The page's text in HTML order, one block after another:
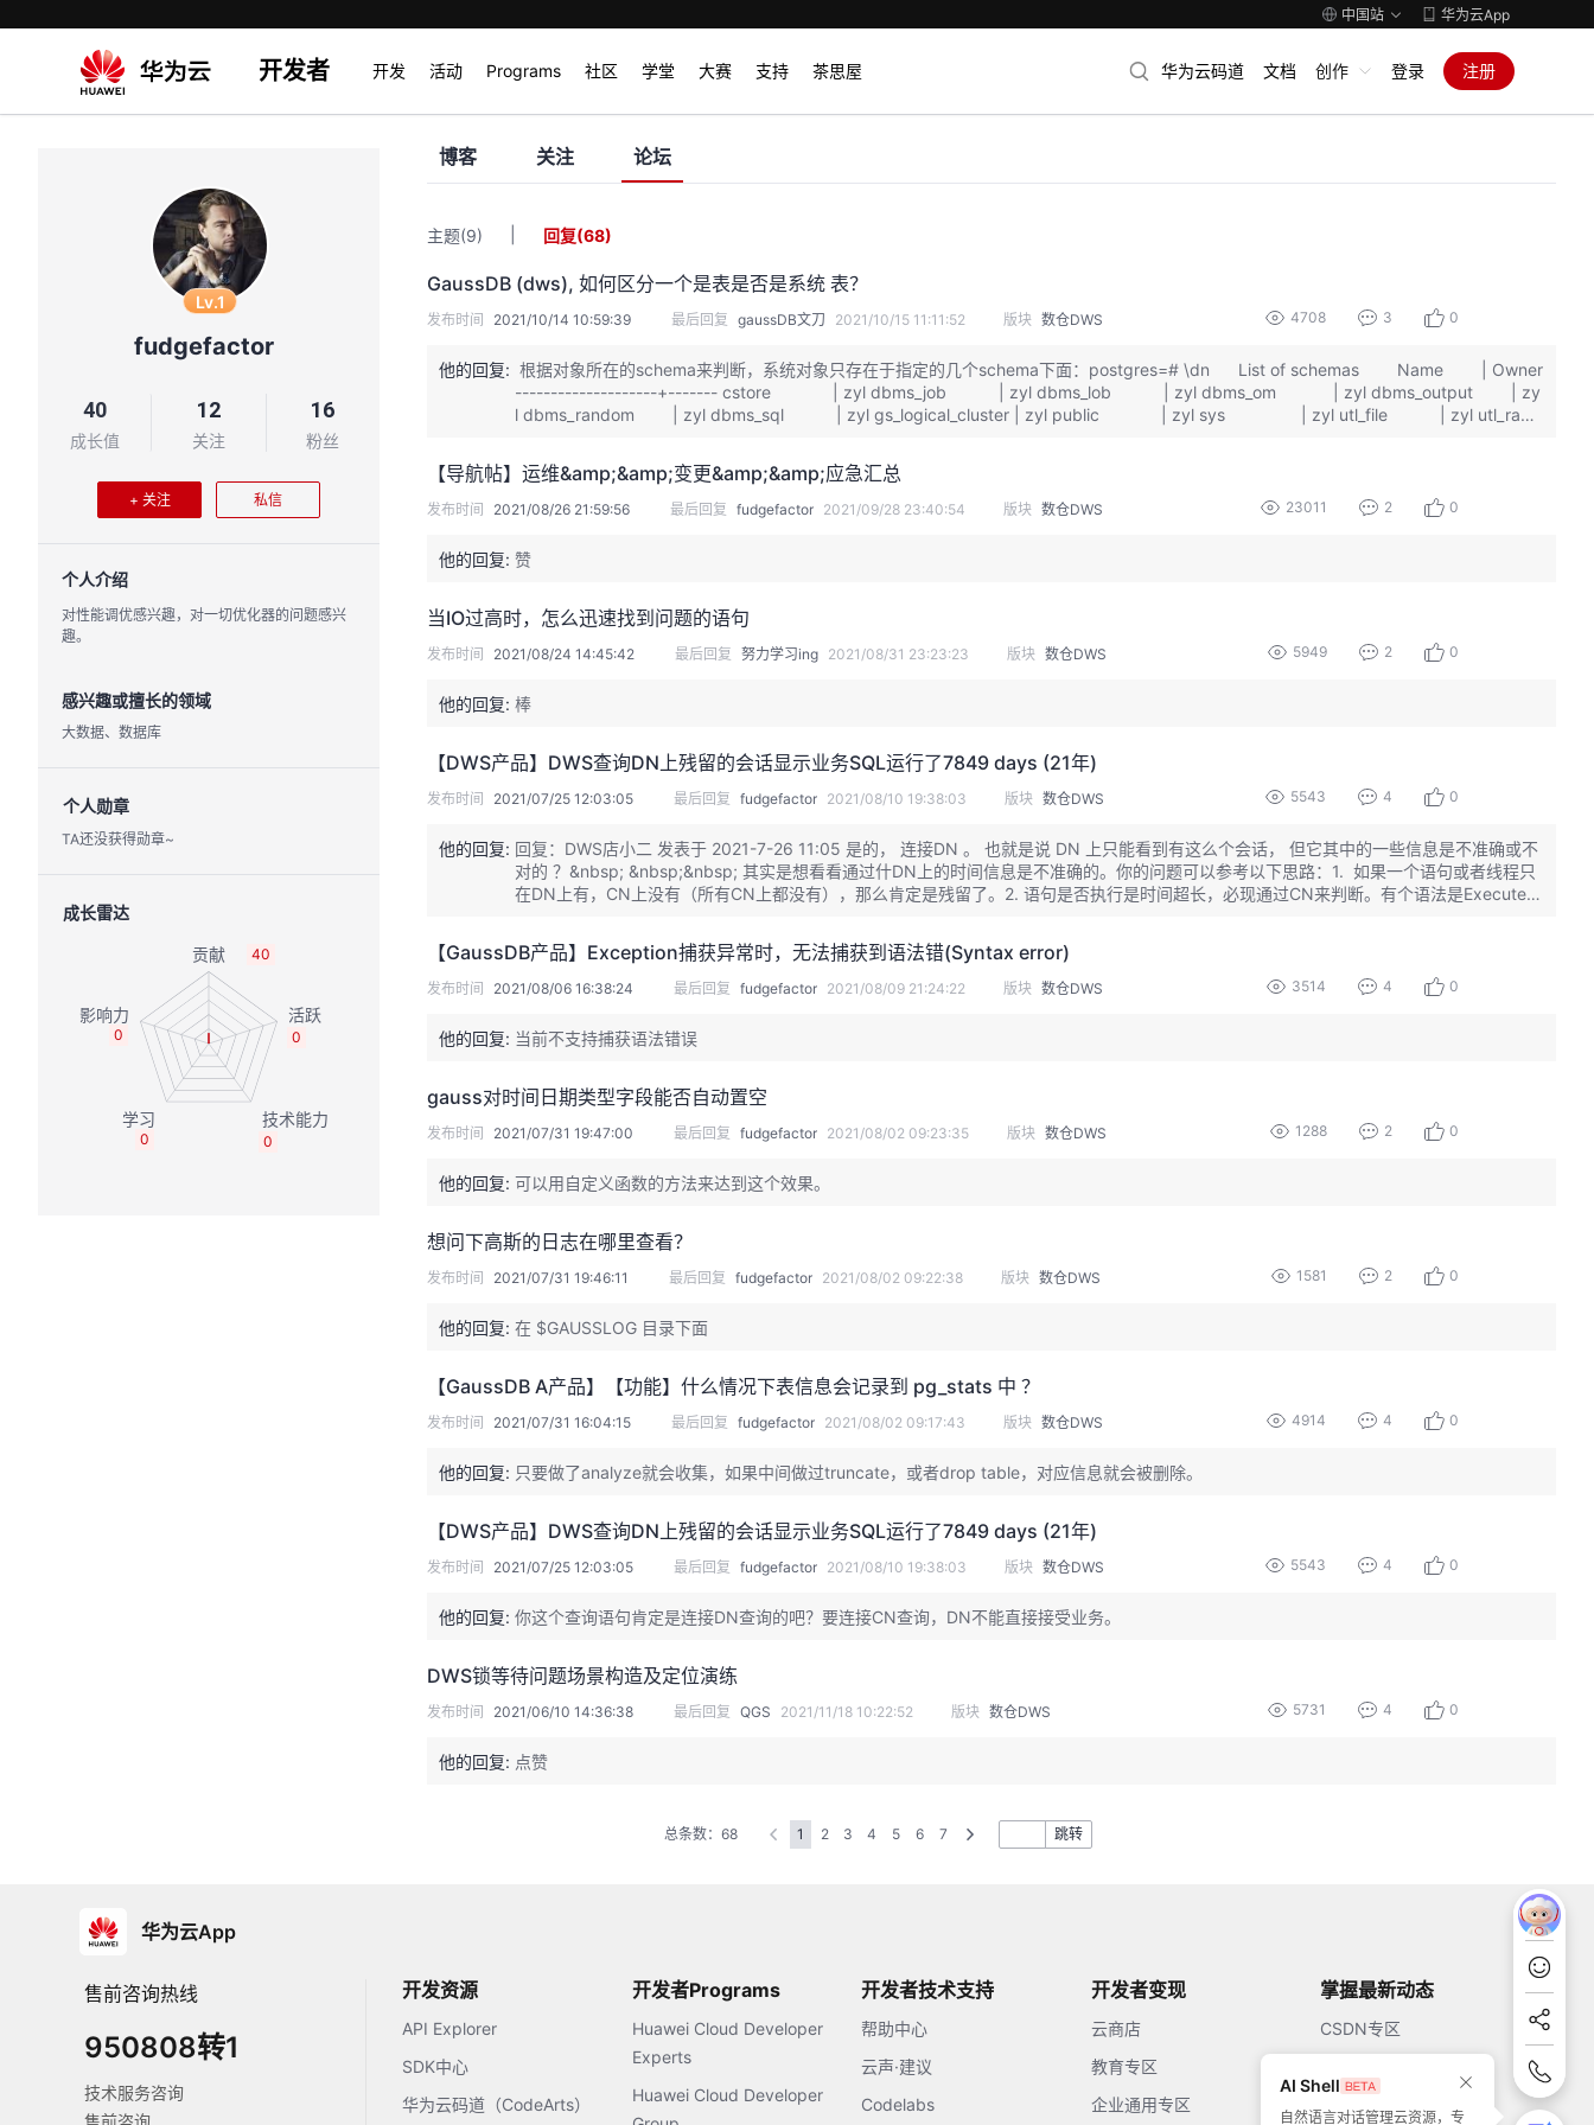
中国站 华为云App
开发者 开发 活动 Programs 社区 学堂 大赛 支持 茶思屋 华为云码道 文档 创作 登录 注册
Lv.1
fudgefactor
40
成长值
12
关注
16
粉丝
+ 关注 私信
个人介绍
对性能调优感兴趣，对一切优化器的问题感兴
趣。
感兴趣或擅长的领域
大数据、数据库
个人勋章
TA还没获得勋章~
成长雷达
40
0
0
0
0
博客 关注 论坛
主题(9) 回复(68)
GaussDB (dws), 如何区分一个是表是否是系统 表？
发布时间 2021/10/14 10:59:39 最后回复 gaussDB文刀 2021/10/15 11:11:52 版块 数仓DWS 4708 3 0
他的回复: 根据对象所在的schema来判断，系统对象只存在于指定的几个schema下面：postgres=# \dn List of schemas Name | Owner
--------------------+------- cstore | zyl dbms_job | zyl dbms_lob | zyl dbms_om | zyl dbms_output | zy
l dbms_random | zyl dbms_sql | zyl gs_logical_cluster | zyl public | zyl sys | zyl utl_file | zyl utl_raw
【导航帖】运维&amp;&amp;变更&amp;&amp;应急汇总
发布时间 2021/08/26 21:59:56 最后回复 fudgefactor 2021/09/28 23:40:54 版块 数仓DWS 23011 2 0
他的回复: 赞
当IO过高时，怎么迅速找到问题的语句
发布时间 2021/08/24 14:45:42 最后回复 努力学习ing 2021/08/31 23:23:23 版块 数仓DWS 5949 2 0
他的回复: 棒
【DWS产品】DWS查询DN上残留的会话显示业务SQL运行了7849 days (21年)
发布时间 2021/07/25 12:03:05 最后回复 fudgefactor 2021/08/10 19:38:03 版块 数仓DWS 5543 4 0
他的回复: 回复：DWS店小二 发表于 2021-7-26 11:05 是的， 连接DN 。 也就是说 DN 上只能看到有这么个会话， 但它其中的一些信息是不准确或不
对的 ？&nbsp; &nbsp;&nbsp; 其实是想看看通过什DN上的时间信息是不准确的。你的问题可以参考以下思路：1. 如果一个语句或者线程只
在DN上有，CN上没有（所有CN上都没有），那么肯定是残留了。2. 语句是否执行是时间超长，必现通过CN来判断。有个语法是Execute d
【GaussDB产品】Exception捕获异常时，无法捕获到语法错(Syntax error)
发布时间 2021/08/06 16:38:24 最后回复 fudgefactor 2021/08/09 21:24:22 版块 数仓DWS 3514 4 0
他的回复: 当前不支持捕获语法错误
gauss对时间日期类型字段能否自动置空
发布时间 2021/07/31 19:47:00 最后回复 fudgefactor 2021/08/02 09:23:35 版块 数仓DWS 1288 2 0
他的回复: 可以用自定义函数的方法来达到这个效果。
想问下高斯的日志在哪里查看？
发布时间 2021/07/31 19:46:11 最后回复 fudgefactor 2021/08/02 09:22:38 版块 数仓DWS 1581 2 0
他的回复: 在 $GAUSSLOG 目录下面
【GaussDB A产品】【功能】什么情况下表信息会记录到 pg_stats 中 ？
发布时间 2021/07/31 16:04:15 最后回复 fudgefactor 2021/08/02 09:17:43 版块 数仓DWS 4914 4 0
他的回复: 只要做了analyze就会收集，如果中间做过truncate，或者drop table，对应信息就会被删除。
【DWS产品】DWS查询DN上残留的会话显示业务SQL运行了7849 days (21年)
发布时间 2021/07/25 12:03:05 最后回复 fudgefactor 2021/08/10 19:38:03 版块 数仓DWS 5543 4 0
他的回复: 你这个查询语句肯定是连接DN查询的吧？要连接CN查询，DN不能直接接受业务。
DWS锁等待问题场景构造及定位演练
发布时间 2021/06/10 14:36:38 最后回复 QGS 2021/11/18 10:22:52 版块 数仓DWS 5731 4 0
他的回复: 点赞
总条数：68 1 2 3 4 5 6 7 跳转
华为云App
售前咨询热线
950808转1
技术服务咨询
售前咨询
开发资源
API Explorer
SDK中心
华为云码道（CodeArts）
开发者Programs
Huawei Cloud Developer
Experts
Huawei Cloud Developer
开发者技术支持
帮助中心
云声·建议
Codelabs
开发者变现
云商店
教育专区
企业通用专区
掌握最新动态
CSDN专区
AI Shell
自然语言对话管理云资源，专